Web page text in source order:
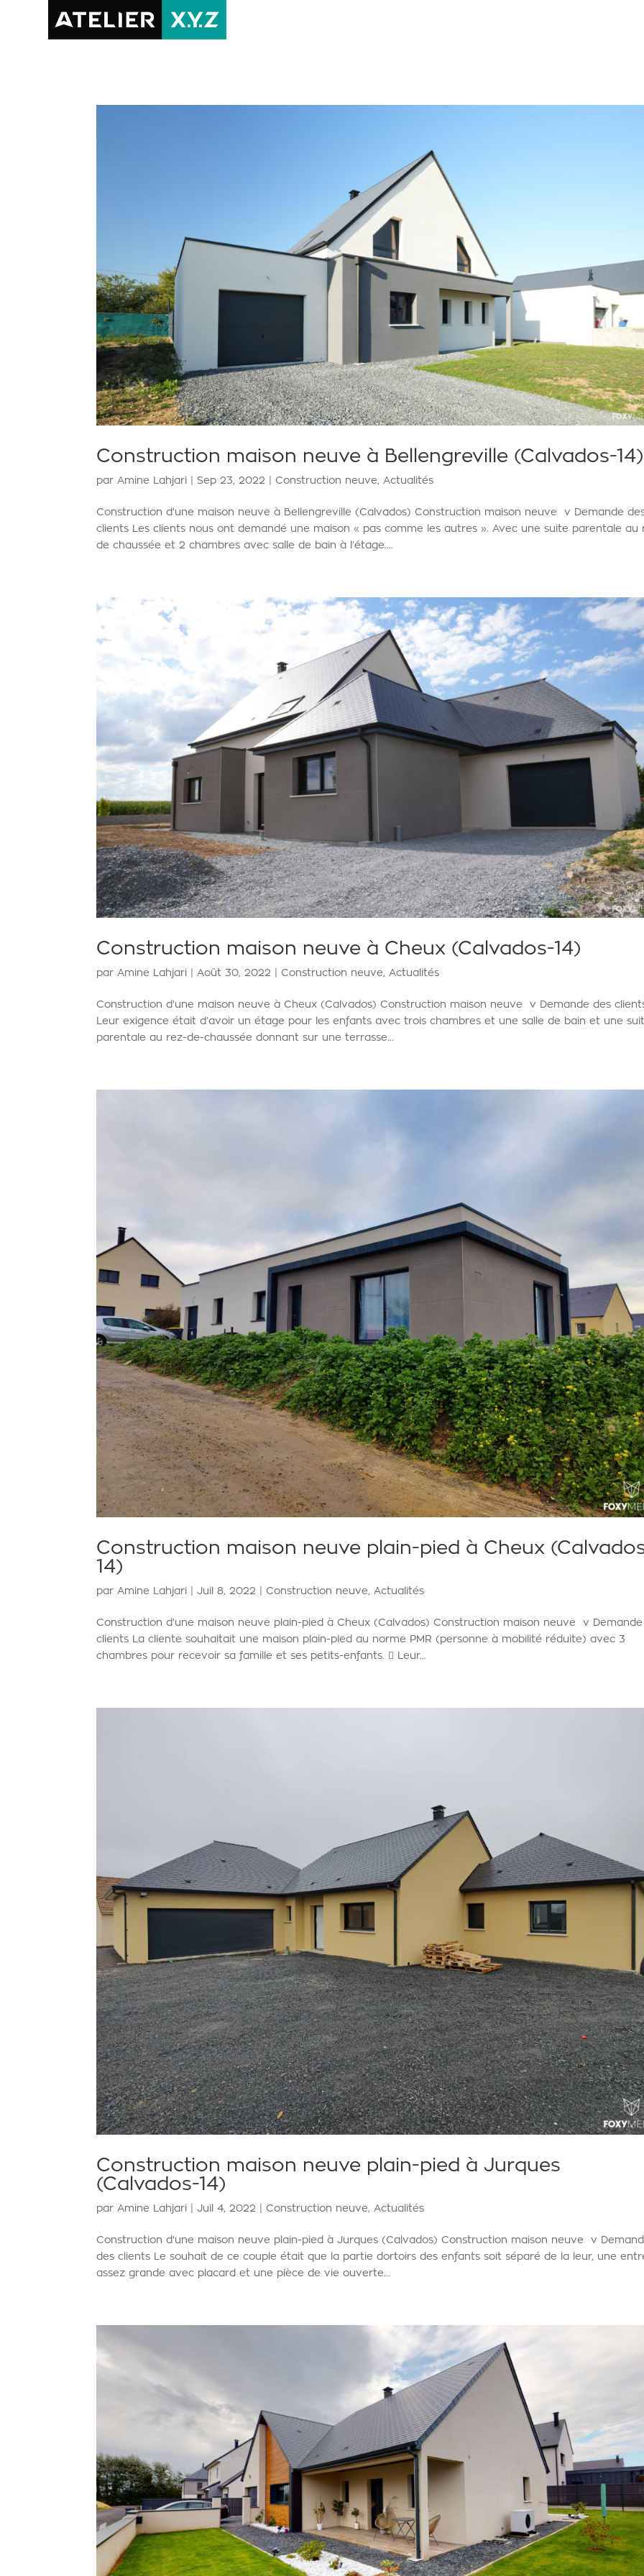
Construction maison neuve à Bellengreville (Calvados-14)
parAmine Lahjari Sep 23, 2022 |Construction neuve,Actualités
Construction d'une maison neuve à Bellengreville (Calvados) Construction maison neuve v Demande
clients Les clients nous ont demandé une maison « pas comme les autres ». Avec une suite parentale au
de chaussée et 2 chambres avec salle de bain à l’étage....
Construction maison neuve à Cheux (Calvados-14)
parAmine Lahjari |Août 30, 2022 |Construction neuve,Actualités
Construction d'une maison neuve à Cheux (Calvados) Construction maison neuve v Demande des
Leur exigence était d’avoir un étage pour les enfants avec trois chambres et une salle de bain et une
parentale au rez-de-chaussée donnant sur une terrasse...
Construction maison neuve plain-pied à Cheux
14)
parAmine Lahjari |Juil 8, 2022 |Construction neuve,Actualités
Construction d'une maison neuve plain-pied à Cheux (Calvados) Construction maison neuve v
clients La cliente souhaitait une maison plain-pied au norme PMR (personne à mobilité réduite) avec 3
chambres pour recevoir sa famille et ses petits-enfants.  Leur...
Construction maison neuve plain-pied à Jurques
(Calvados-14)
parAmine Lahjari |Juil 4, 2022 |Construction neuve,Actualités
Construction d'une maison neuve plain-pied à Jurques (Calvados) Construction maison neuve v
des clients Le souhait de ce couple était que la partie dortoirs des enfants soit séparé de la leur, une
assez grande avec placard et une pièce de vie ouverte...